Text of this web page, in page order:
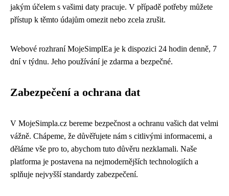
jakým účelem s vašimi daty pracuje. V případě potřeby můžete
přístup k těmto údajům omezit nebo zcela zrušit.
Webové rozhraní MojeSimplEa je k dispozici 24 hodin denně, 7
dní v týdnu. Jeho používání je zdarma a bezpečné.
Zabezpečení a ochrana dat
V MojeSimpla.cz bereme bezpečnost a ochranu vašich dat velmi
vážně. Chápeme, že důvěřujete nám s citlivými informacemi, a
děláme vše pro to, abychom tuto důvěru nezklamali. Naše
platforma je postavena na nejmodernějších technologiích a
splňuje nejvyšší standardy zabezpečení.